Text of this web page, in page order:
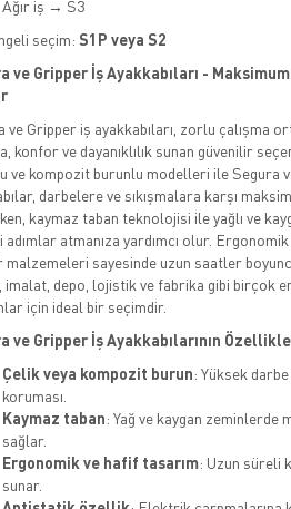
Ağır iş → S3
seçim: S1P veya S2
ve Gripper İş Ayakkabıları -
ve Gripper iş ayakkabıları, zorlu çalışma
konfor ve dayanıklılık sunan güvenilir
ve kompozit burunlu modelleri ile Segura
darbelere ve sıkışmalara karşı
kaymaz taban teknolojisi ile yağlı ve
adımlar atmanıza yardımcı olur.
malzemeleri sayesinde uzun saatler
imalat, depo, lojistik ve fabrika gibi birçok
için ideal bir seçimdir.
ve Gripper İş Ayakkabılarının
Çelik veya kompozit burun: Yüksek
koruması.
Kaymaz taban: Yağ ve kaygan zeminlerde
sağlar.
Ergonomik ve hafif tasarım: Uzun süreli
sunar.